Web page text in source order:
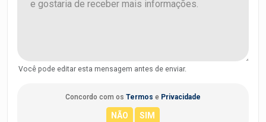
Você pode editar esta mensagem antes de enviar.
Concordo com os Termos e Privacidade